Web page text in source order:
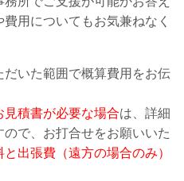
用についてもお気兼ねなく
いた範囲で概算費用をお伝
積書が必要な場合は、詳細
で、お打合せをお願いいた
と出張費（遠方の場合のみ）